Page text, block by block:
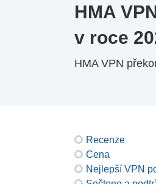
HMA
v roce
HMA VPN
Recenze
Cena
Nejlepší VPN